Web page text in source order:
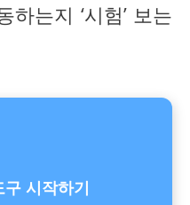
는지 ‘시험’ 보는
시작하기